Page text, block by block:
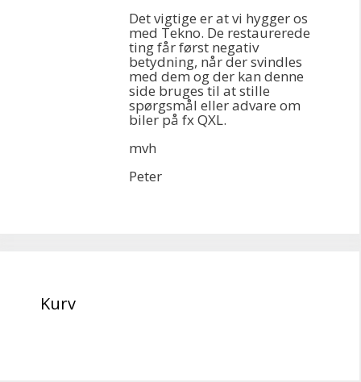
Det vigtige er at vi hygger os
med Tekno. De restaurerede
ting får først negativ
betydning, når der svindles
med dem og der kan denne
side bruges til at stille
spørgsmål eller advare om
biler på fx QXL.
mvh
Peter
Kurv